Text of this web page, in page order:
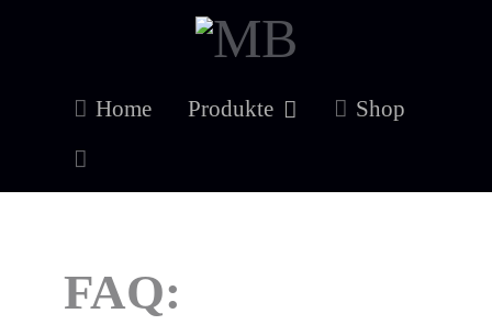
Home Produkte Shop
FAQ: